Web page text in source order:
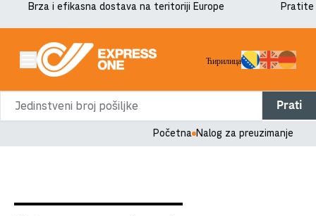
Brza i efikasna dostava na teritoriji Europe Pratite
Ћирилица
Prati
Početna Nalog za preuzimanje